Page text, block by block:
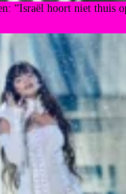
“Israël hoort niet thuis